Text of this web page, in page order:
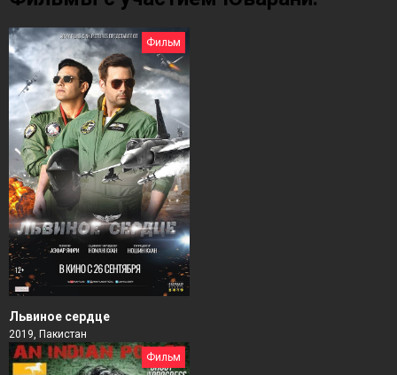
Фильм
Львиное сердце
2019, Пакистан
Фильм